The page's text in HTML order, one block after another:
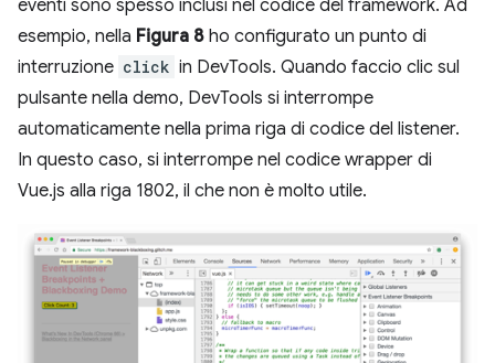
eventi sono spesso inclusi nel codice del framework. Ad
esempio, nella Figura 8 ho configurato un punto di
interruzione click in DevTools. Quando faccio clic sul
pulsante nella demo, DevTools si interrompe
automaticamente nella prima riga di codice del listener.
In questo caso, si interrompe nel codice wrapper di
Vue.js alla riga 1802, il che non è molto utile.